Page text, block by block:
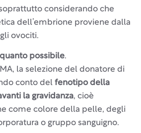
considerando che
dell’embrione proviene dalla
ovociti.
possibile.
la selezione del donatore di
conto del fenotipo della
la gravidanza, cioè
come colore della pelle, degli
o gruppo sanguigno.